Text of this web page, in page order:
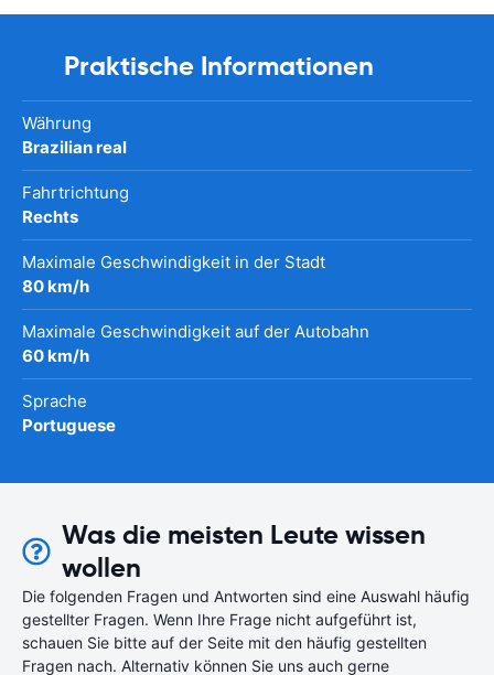
Praktische Informationen
Währung
Brazilian real
Fahrtrichtung
Rechts
Maximale Geschwindigkeit in der Stadt
80 km/h
Maximale Geschwindigkeit auf der Autobahn
60 km/h
Sprache
Portuguese
Was die meisten Leute wissen
wollen
Die folgenden Fragen und Antworten sind eine Auswahl häufig
gestellter Fragen. Wenn Ihre Frage nicht aufgeführt ist,
schauen Sie bitte auf der Seite mit den häufig gestellten
Fragen nach. Alternativ können Sie uns auch gerne